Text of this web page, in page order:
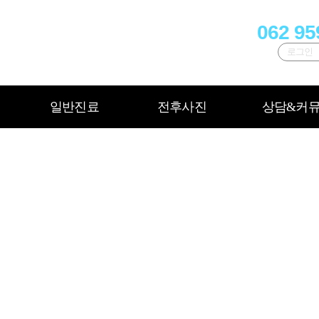
로그인
062
일반진료 전후사진 상담&커
식 임플란트 상악동이식 임플란트 임플란트 틀니 임플
인비절라인 장치별교정 연령별교정
잇몸성형 치아미백
충치치료 신경치료 시린이치료 틀니 턱
시술전후사진
온라인상담 포토갤러리 고객후기